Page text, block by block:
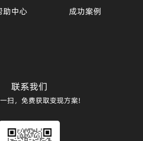
助中心 成功案例
联系我们
扫，免费获取变现方案!